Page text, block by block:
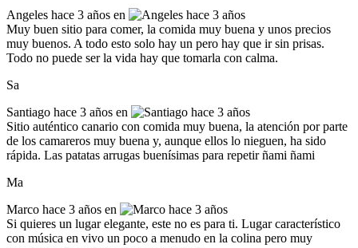
Angeles hace 3 años en
Muy buen sitio para comer, la comida muy buena y unos precios
muy buenos. A todo esto solo hay un pero hay que ir sin prisas.
Todo no puede ser la vida hay que tomarla con calma.
Sa
Santiago hace 3 años en
Sitio auténtico canario con comida muy buena, la atención por parte
de los camareros muy buena y, aunque ellos lo nieguen, ha sido
rápida. Las patatas arrugas buenísimas para repetir ñami ñami
Ma
Marco hace 3 años en
Si quieres un lugar elegante, este no es para ti. Lugar característico
con música en vivo un poco a menudo en la colina pero muy